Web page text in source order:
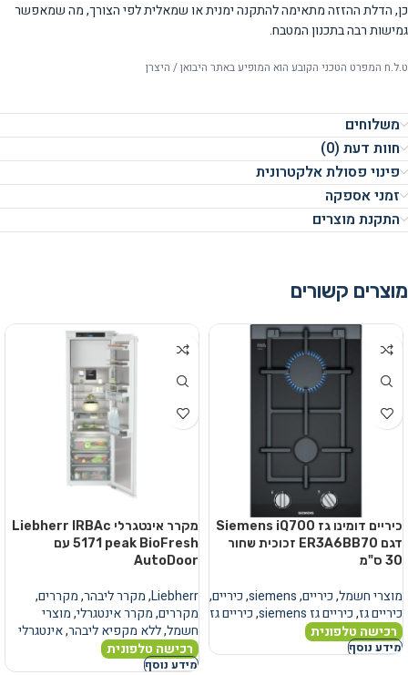
כן, הדלת ההזזה מתאימה להתקנה ימנית או שמאלית לפי הצורך, מה שמאפשר
גמישות רבה בתכנון המטבח.
ט.ל.ח המפרט הטכני הקובע הוא המופיע באתר היבואן / היצרן
משלוחים
חוות דעת (0)
פינוי פסולת אלקטרונית
זמני אספקה
התקנת מוצרים
מוצרים קשורים
כיריים דומינו גז Siemens iQ700
דגם ER3A6BB70 זכוכית שחור
30 ס"מ
מוצרי חשמל,כיריים,
siemens
,כיריים,
כיריים גז,כיריים גז siemens ,כיריים גז
רכישה טלפונית
מידע נוסף
מקרר אינטגרלי Liebherr IRBAc
5171 peak BioFresh עם
AutoDoor
Liebherr
,מקרר ליבהר,מקררים,
מקררים,מקרר אינטגרלי,מוצרי
חשמל,ללא מקפיא ליבהר,אינטגרלי
רכישה טלפונית
מידע נוסף